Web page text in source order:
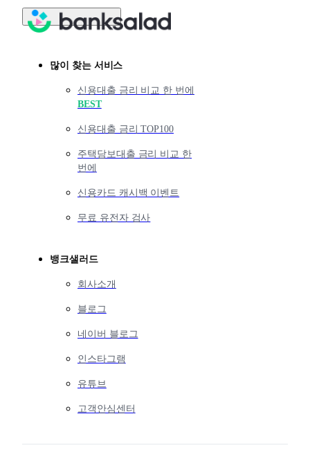
많이 찾는 서비스
신용대출 금리 비교 한 번에
BEST
신용대출 금리 TOP100
주택담보대출 금리 비교 한
번에
신용카드 캐시백 이벤트
무료 유전자 검사
뱅크샐러드
회사소개
블로그
네이버 블로그
인스타그램
유튜브
고객안심센터